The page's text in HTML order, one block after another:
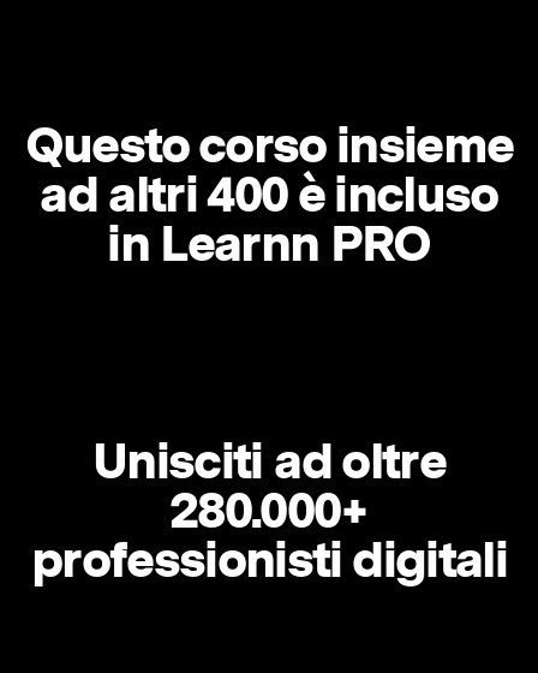
Questo corso insieme
ad altri 400 è incluso
in Learnn PRO
Unisciti ad oltre
280.000+
professionisti digitali